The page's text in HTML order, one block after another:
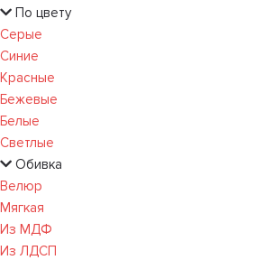
По цвету
Серые
Синие
Красные
Бежевые
Белые
Светлые
Обивка
Велюр
Мягкая
Из МДФ
Из ЛДСП